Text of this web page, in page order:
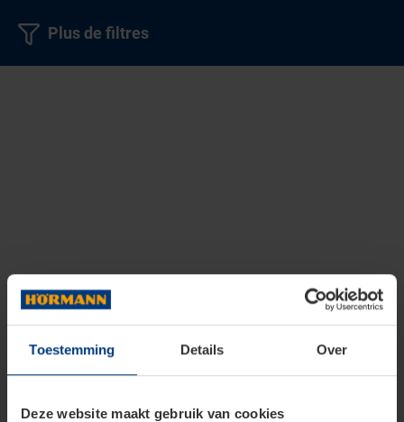
Toestemming Details Over
Deze website maakt gebruik van cookies
Plus de filtres